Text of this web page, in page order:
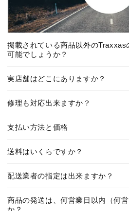
掲載されている商品以外のTraxxas
可能でしょうか？
実店舗はどこにありますか？
修理も対応出来ますか？
支払い方法と価格
送料はいくらですか？
配送業者の指定は出来ますか？
商品の発送は、何営業日以内（何